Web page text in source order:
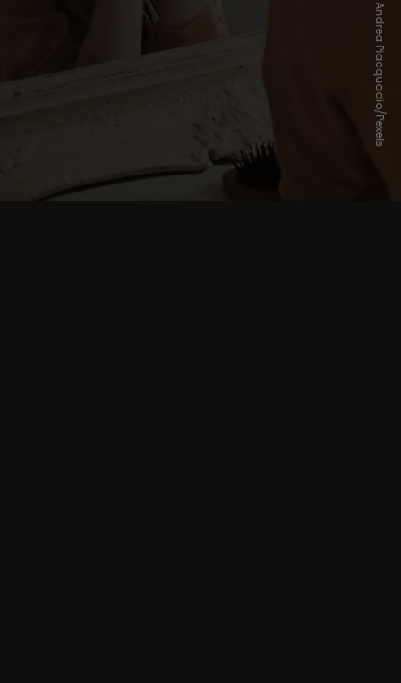
Andrea Piacquadio/Pexels